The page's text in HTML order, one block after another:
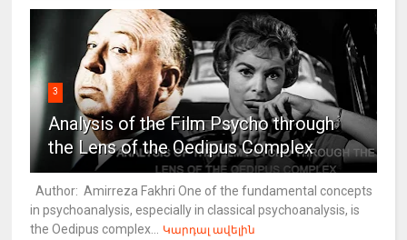
3
Analysis of the Film Psycho through
the Lens of the Oedipus Complex
Author: Amirreza Fakhri One of the fundamental concepts
in psychoanalysis, especially in classical psychoanalysis, is
the Oedipus complex...
Կարդալ ավելին